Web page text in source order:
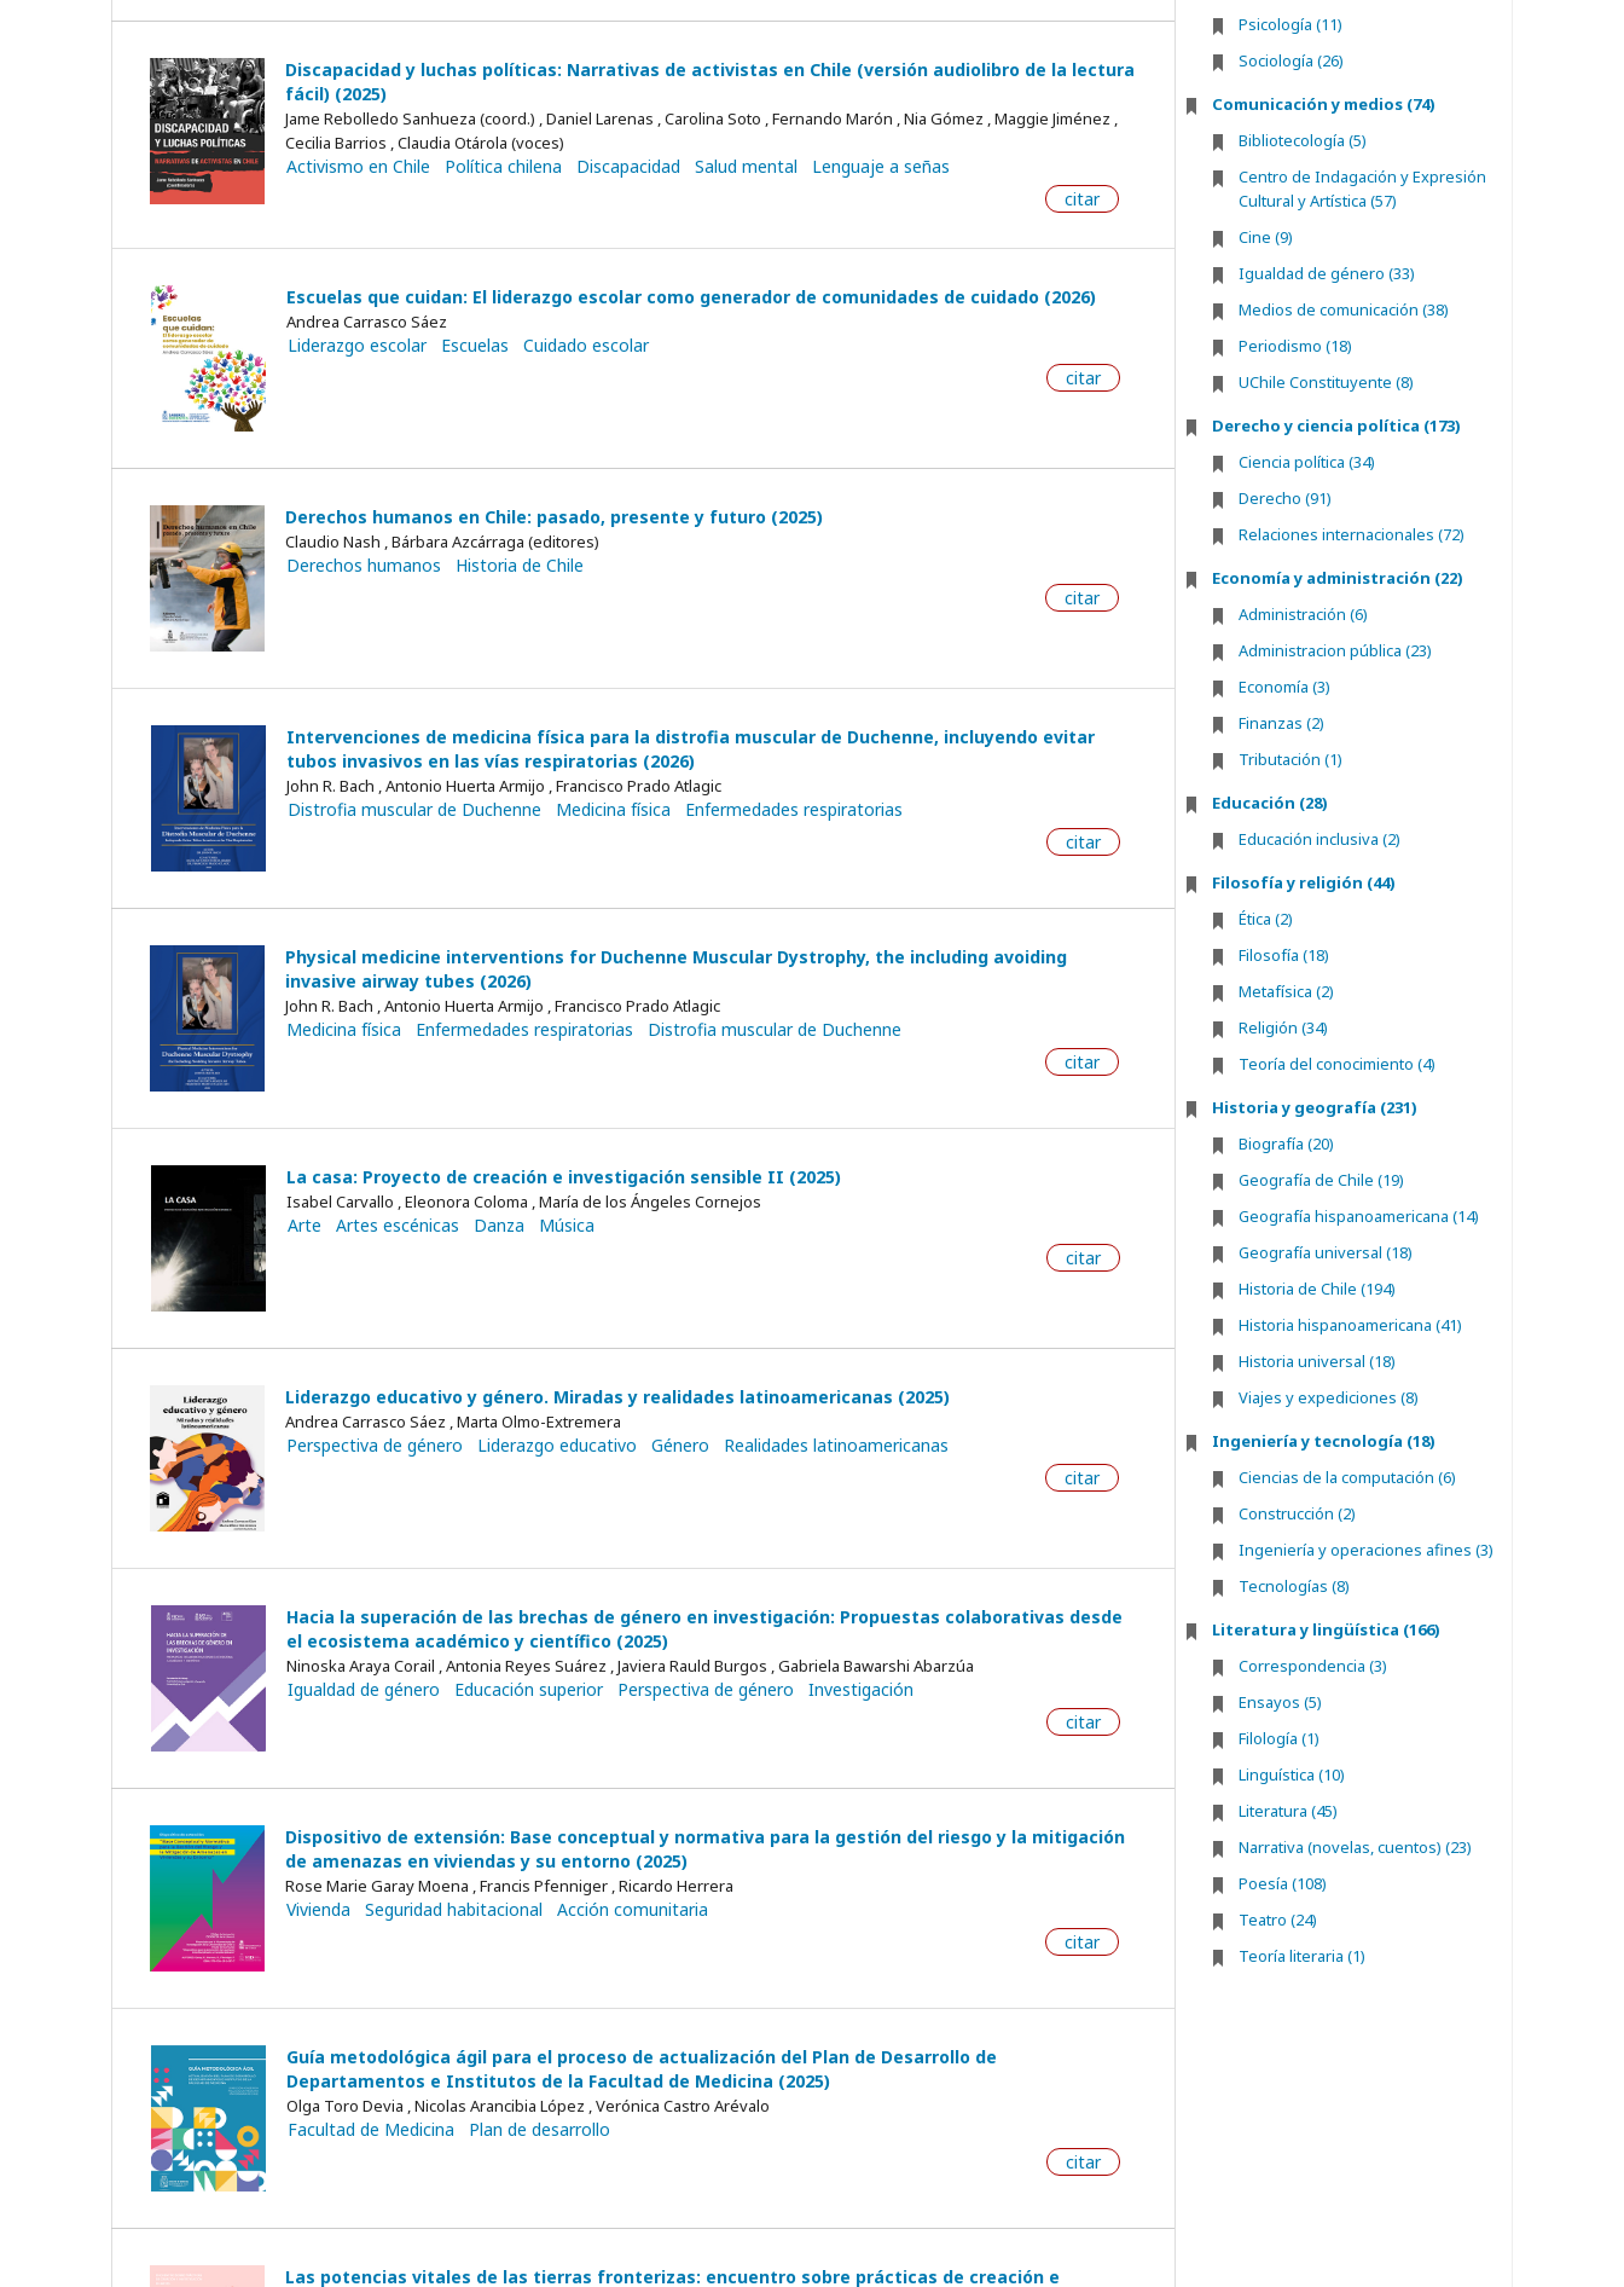
Discapacidad y luchas políticas: Narrativas de activistas en Chile (versión audiolibro de la lectura
fácil) (2025)
Jame Rebolledo Sanhueza (coord.) , Daniel Larenas , Carolina Soto , Fernando Marón , Nia Gómez , Maggie Jiménez ,
Cecilia Barrios , Claudia Otárola (voces)
Activismo en Chile Política chilena Discapacidad Salud mental
Lenguaje a señas
citar
Escuelas que cuidan: El liderazgo escolar como generador de comunidades de cuidado (2026)
Andrea Carrasco Sáez
Liderazgo escolar Escuelas
Cuidado escolar
citar
Derechos humanos en Chile: pasado, presente y futuro (2025)
Claudio Nash , Bárbara Azcárraga (editores)
Derechos humanos
Historia de Chile
citar
Intervenciones de medicina física para la distrofia muscular de Duchenne, incluyendo evitar
tubos invasivos en las vías respiratorias (2026)
John R. Bach , Antonio Huerta Armijo , Francisco Prado Atlagic
Distrofia muscular de Duchenne Medicina física
Enfermedades respiratorias
citar
Physical medicine interventions for Duchenne Muscular Dystrophy, the including avoiding
invasive airway tubes (2026)
John R. Bach , Antonio Huerta Armijo , Francisco Prado Atlagic
Medicina física Enfermedades respiratorias
Distrofia muscular de Duchenne
citar
La casa: Proyecto de creación e investigación sensible II (2025)
Isabel Carvallo , Eleonora Coloma , María de los Ángeles Cornejos
Arte Artes escénicas Danza
Música
citar
Liderazgo educativo y género. Miradas y realidades latinoamericanas (2025)
Andrea Carrasco Sáez , Marta Olmo-Extremera
Perspectiva de género Liderazgo educativo Género
Realidades latinoamericanas
citar
Hacia la superación de las brechas de género en investigación: Propuestas colaborativas desde
el ecosistema académico y científico (2025)
Ninoska Araya Corail , Antonia Reyes Suárez , Javiera Rauld Burgos , Gabriela Bawarshi Abarzúa
Igualdad de género Educación superior Perspectiva de género
Investigación
citar
Dispositivo de extensión: Base conceptual y normativa para la gestión del riesgo y la mitigación
de amenazas en viviendas y su entorno (2025)
Rose Marie Garay Moena , Francis Pfenniger , Ricardo Herrera
Vivienda Seguridad habitacional
Acción comunitaria
citar
Guía metodológica ágil para el proceso de actualización del Plan de Desarrollo de
Departamentos e Institutos de la Facultad de Medicina (2025)
Olga Toro Devia , Nicolas Arancibia López , Verónica Castro Arévalo
Facultad de Medicina
Plan de desarrollo
citar
Las potencias vitales de las tierras fronterizas: encuentro sobre prácticas de creación e
Psicología (11)
Sociología (26)
Comunicación y medios (74)
Bibliotecología (5)
Centro de Indagación y Expresión
Cultural y Artística (57)
Cine (9)
Igualdad de género (33)
Medios de comunicación (38)
Periodismo (18)
UChile Constituyente (8)
Derecho y ciencia política (173)
Ciencia política (34)
Derecho (91)
Relaciones internacionales (72)
Economía y administración (22)
Administración (6)
Administracion pública (23)
Economía (3)
Finanzas (2)
Tributación (1)
Educación (28)
Educación inclusiva (2)
Filosofía y religión (44)
Ética (2)
Filosofía (18)
Metafísica (2)
Religión (34)
Teoría del conocimiento (4)
Historia y geografía (231)
Biografía (20)
Geografía de Chile (19)
Geografía hispanoamericana (14)
Geografía universal (18)
Historia de Chile (194)
Historia hispanoamericana (41)
Historia universal (18)
Viajes y expediciones (8)
Ingeniería y tecnología (18)
Ciencias de la computación (6)
Construcción (2)
Ingeniería y operaciones afines (3)
Tecnologías (8)
Literatura y lingüística (166)
Correspondencia (3)
Ensayos (5)
Filología (1)
Linguística (10)
Literatura (45)
Narrativa (novelas, cuentos) (23)
Poesía (108)
Teatro (24)
Teoría literaria (1)